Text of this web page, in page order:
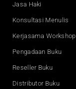
Jasa Haki
Konsultasi Menulis
Kerjasama Workshop
Pengadaan Buku
Reseller Buku
Distributor Buku